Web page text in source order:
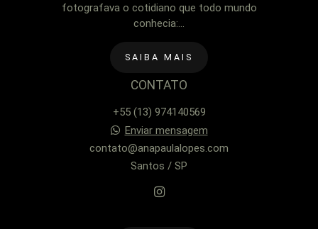
fotografava o cotidiano que todo mundo
conhecia:...
SAIBA MAIS
CONTATO
+55 (13) 974140569
Enviar mensagem
contato@anapaulalopes.com
Santos / SP